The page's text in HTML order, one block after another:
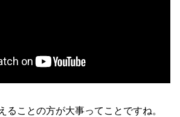
ることの方が大事ってことですね。